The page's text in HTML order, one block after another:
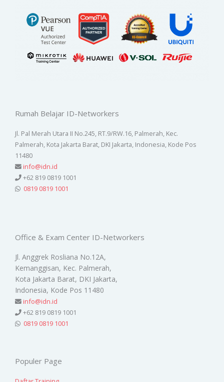
Rumah Belajar ID-Networkers
Jl. Pal Merah Utara II No.245, RT.9/RW.16, Palmerah, Kec.
Palmerah, Kota Jakarta Barat, DKI Jakarta, Indonesia, Kode Pos
11480
info@idn.id
+62 819 0819 1001
0819 0819 1001
Office & Exam Center ID-Networkers
Jl. Anggrek Rosliana No.12A,
Kemanggisan, Kec. Palmerah,
Kota Jakarta Barat, DKI Jakarta,
Indonesia, Kode Pos 11480
info@idn.id
+62 819 0819 1001
0819 0819 1001
Populer Page